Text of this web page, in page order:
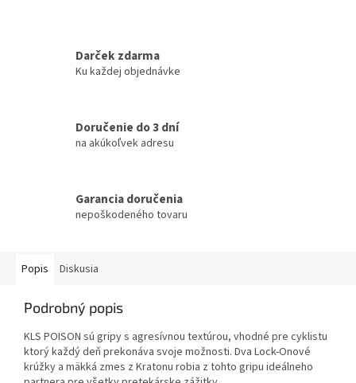
Darček zdarma
Ku každej objednávke
Doručenie do 3 dní
na akúkoľvek adresu
Garancia doručenia
nepoškodeného tovaru
Popis Diskusia
Podrobný popis
KLS POISON sú gripy s agresívnou textúrou, vhodné pre cyklistu
ktorý každý deň prekonáva svoje možnosti. Dva Lock-Onové
krúžky a mäkká zmes z Kratonu robia z tohto gripu ideálneho